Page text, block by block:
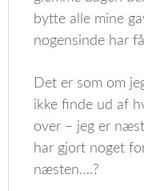
bytte alle mine
nogensinde har
Det er som om
ikke finde ud af
over – jeg er
har gjort noget
næsten….?